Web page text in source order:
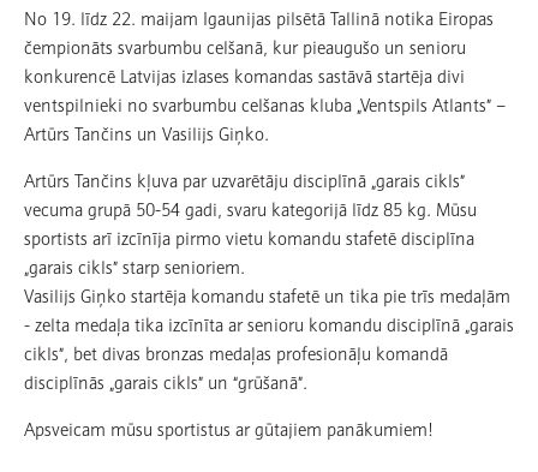
No 19. līdz 22. maijam Igaunijas pilsētā Tallinā notika Eiropas
čempionāts svarbumbu celšanā, kur pieaugušo un senioru
konkurencē Latvijas izlases komandas sastāvā startēja divi
ventspilnieki no svarbumbu celšanas kluba „Ventspils Atlants” –
Artūrs Tančins un Vasilijs Giņko.
Artūrs Tančins kļuva par uzvarētāju disciplīnā „garais cikls”
vecuma grupā 50-54 gadi, svaru kategorijā līdz 85 kg. Mūsu
sportists arī izcīnīja pirmo vietu komandu stafetē disciplīna
„garais cikls” starp senioriem.
Vasilijs Giņko startēja komandu stafetē un tika pie trīs medaļām
- zelta medaļa tika izcīnīta ar senioru komandu disciplīnā „garais
cikls”, bet divas bronzas medaļas profesionāļu komandā
disciplīnās „garais cikls” un “grūšanā”.
Apsveicam mūsu sportistus ar gūtajiem panākumiem!